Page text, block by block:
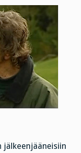
jälkeenjääneisiin